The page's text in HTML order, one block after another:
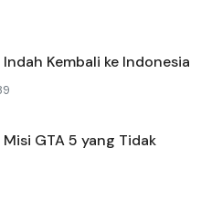
Kembali ke Indonesia
GTA 5 yang Tidak